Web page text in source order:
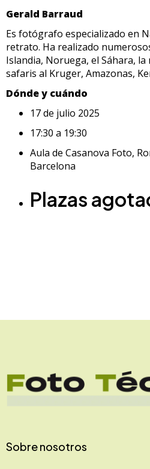
Gerald Barraud
Es fotógrafo especializado en
retrato. Ha realizado
Islandia, Noruega, el Sáhara,
safaris al Kruger, Amazonas,
Dónde y cuándo
17 de julio 2025
17:30 a 19:30
Aula de Casanova Foto,
Barcelona
Plazas
Sobre nosotros